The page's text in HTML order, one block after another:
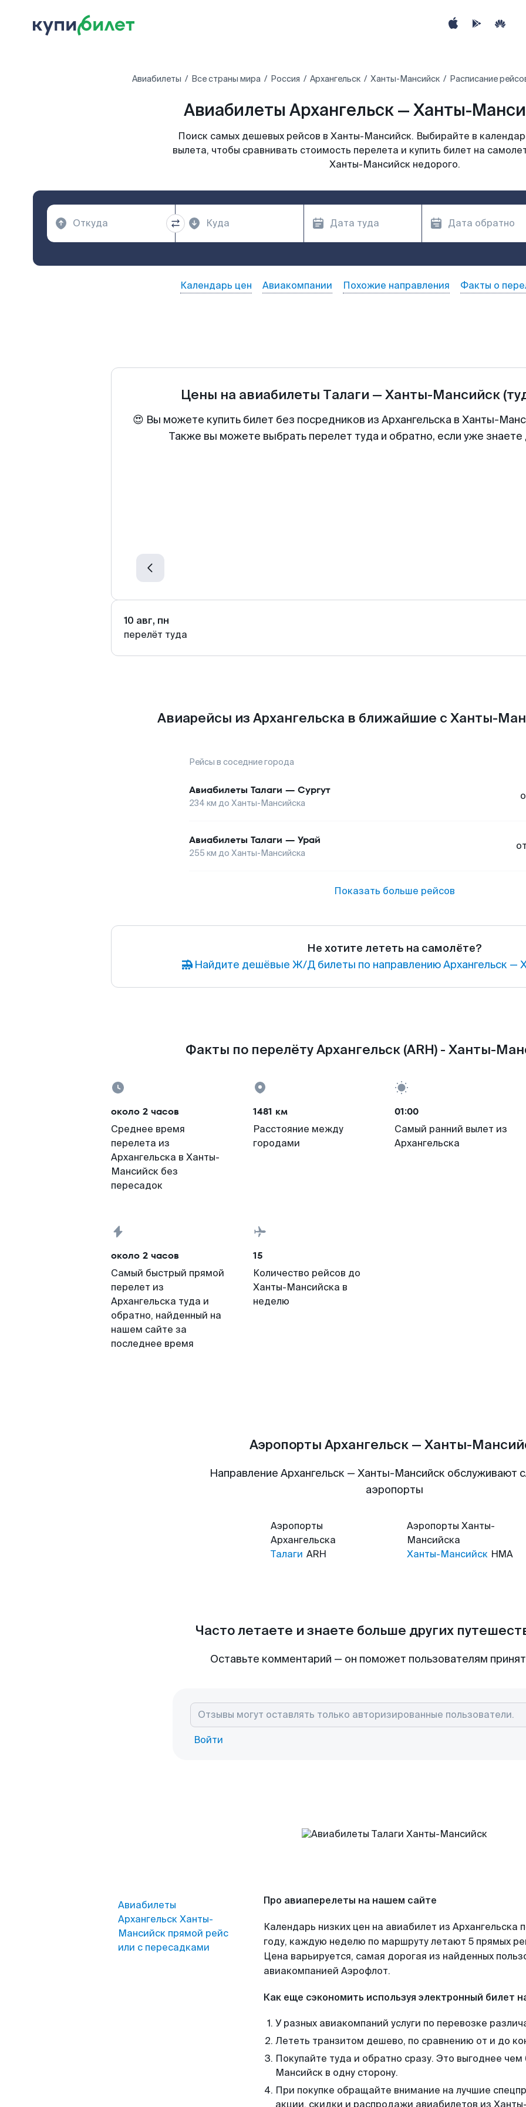
Авиабилеты Все страны мира Россия Архангельск Ханты-Мансийск Расписание
Авиабилеты Архангельск — Ханты-
Поиск самых дешевых рейсов в Ханты-Мансийск. Выбирайте в
вылета, чтобы сравнивать стоимость перелета и купить билет на
Ханты-Мансийск недорого.
Календарь цен Авиакомпании Похожие направления Факты о
Цены на авиабилеты Талаги — Ханты-Мансийск
😍 Вы можете купить билет без посредников из Архангельска в Ханты-
Также вы можете выбрать перелет туда и обратно, если уже
10 авг, пн
перелёт туда
Авиарейсы из Архангельска в ближайшие с Ханты-
Рейсы в соседние города
Авиабилеты Талаги — Сургут
234 км до Ханты-Мансийска
Авиабилеты Талаги — Урай
255 км до Ханты-Мансийска
от
Показать больше рейсов
Не хотите лететь на самолёте?
Найдите дешёвые Ж/Д билеты по направлению Архангельск —
Факты по перелёту Архангельск (ARH) - Ханты-
около 2 часов
Среднее время
перелета из
Архангельска в Ханты-
Мансийск без
пересадок
1481 км
Расстояние между
городами
01:00
Самый ранний вылет из
Архангельска
около 2 часов
Самый быстрый прямой
перелет из
Архангельска туда и
обратно, найденный на
нашем сайте за
последнее время
15
Количество рейсов до
Ханты-Мансийска в
неделю
Аэропорты Архангельск — Ханты-
Направление Архангельск — Ханты-Мансийск обслуживают
аэропорты
Аэропорты
Архангельска
Талаги ARH
Аэропорты Ханты-
Мансийска
Ханты-Мансийск HMA
Часто летаете и знаете больше других
Оставьте комментарий — он поможет пользователям
Войти
Авиабилеты
Архангельск Ханты-
Мансийск прямой рейс
или с пересадками
Про авиаперелеты на нашем сайте
Календарь низких цен на авиабилет из Архангельска
году, каждую неделю по маршруту летают 5 прямых
Цена варьируется, самая дорогая из найденных
авиакомпанией Аэрофлот.
Как еще сэкономить используя электронный билет
У разных авиакомпаний услуги по перевозке
Лететь транзитом дешево, по сравнению от и до
Покупайте туда и обратно сразу. Это выгоднее
Мансийск в одну сторону.
При покупке обращайте внимание на лучшие
акции, скидки и распродажи авиабилетов из